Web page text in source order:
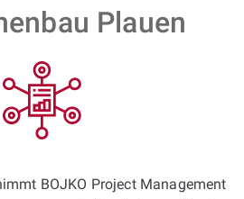
Plauen
BOJKO Project Management